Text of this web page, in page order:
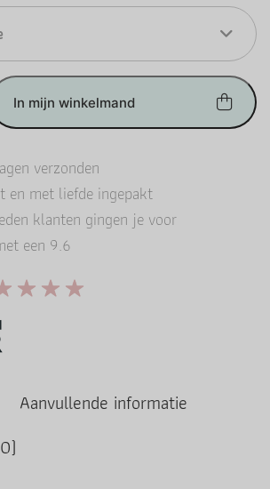
In mijn winkelmand
verzonden
en met liefde ingepakt
klanten gingen je voor
een 9.6
Aanvullende informatie